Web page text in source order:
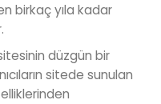
birkaç yıla kadar
düzgün bir
sitede sunulan